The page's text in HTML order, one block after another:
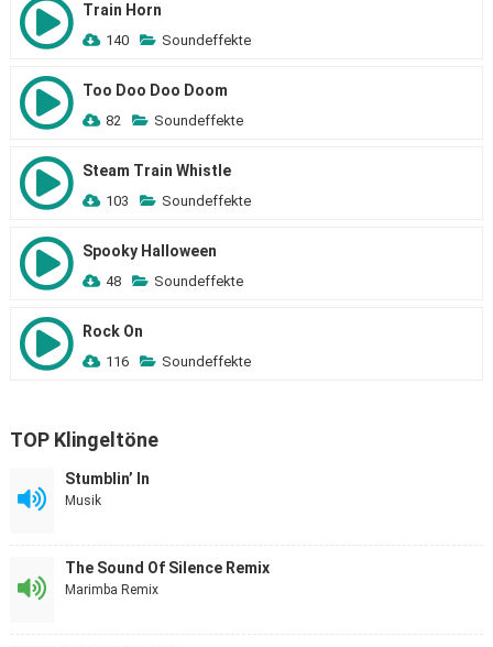
Train Horn
140 Soundeffekte
Too Doo Doo Doom
82 Soundeffekte
Steam Train Whistle
103 Soundeffekte
Spooky Halloween
48 Soundeffekte
Rock On
116 Soundeffekte
TOP Klingeltöne
Stumblin’ In
Musik
The Sound Of Silence Remix
Marimba Remix